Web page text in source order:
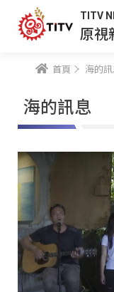
TITV
原視
首頁 海的訊
海的訊息